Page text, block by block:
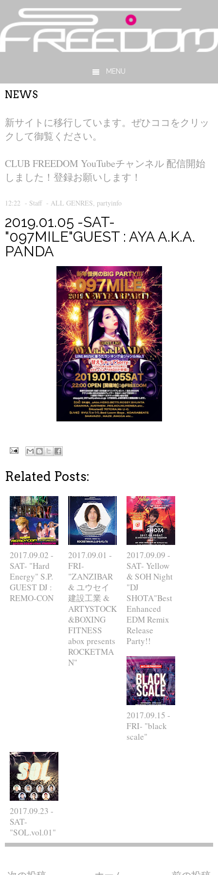
MENU
Skip to content
NEWS
新サイトに移行しています。ぜひココをクリッ
クして御覧ください。
CLUB FREEDOM YouTubeチャンネル 配信開始
しました！登録お願いします！
12:22 - Staff- ALL GENRES partyinfo
2019.01.05 -SAT-
"097MILE"GUEST : AYA A.K.A.
PANDA
Related Posts:
2017.09.02 -
SAT- "Hard
Energy" S.P.
GUEST DJ :
REMO-CON
2017.09.01 -
FRI-
"ZANZIBAR
& ユウセイ
建設工業 &
ARTYSTOCK
&BOXING
FITNESS
abox presents
ROCKETMA
N"
2017.09.09 -
SAT- Yellow
& SOH Night
"DJ
SHOTA"Best
Enhanced
EDM Remix
Release
Party!!
2017.09.15 -
FRI- "black
scale"
2017.09.23 -
SAT-
"SOL.vol.01"